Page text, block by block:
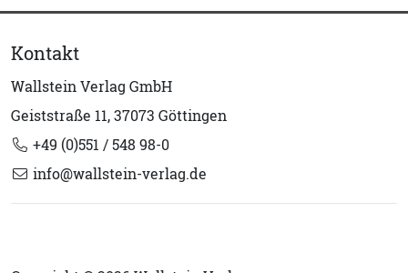
Kontakt
Wallstein Verlag GmbH
Geiststraße 11, 37073 Göttingen
+49 (0)551 / 548 98-0
info@wallstein-verlag.de